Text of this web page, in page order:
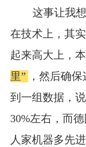
这事让我
在技术上，其
起来高大上，
里”
，然后确
到一组数据，
30%左右，而
人家机器多先